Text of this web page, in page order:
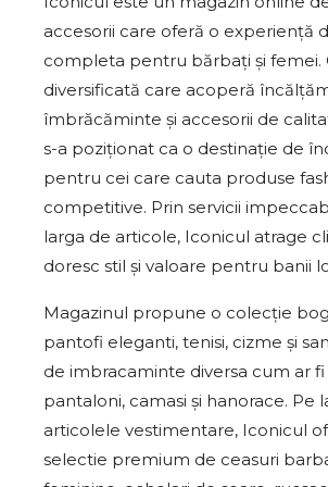
accesorii care oferă o experiență
completa pentru bărbați și femei.
diversificată care acoperă
îmbrăcăminte și accesorii de
s-a poziționat ca o destinație de
pentru cei care cauta produse
competitive. Prin servicii
larga de articole, Iconicul atrage
doresc stil și valoare pentru banii
Magazinul propune o colecție
pantofi eleganti, tenisi, cizme și
de imbracaminte diversa cum ar fi
pantaloni, camasi și hanorace. Pe
articolele vestimentare, Iconicul
selectie premium de ceasuri